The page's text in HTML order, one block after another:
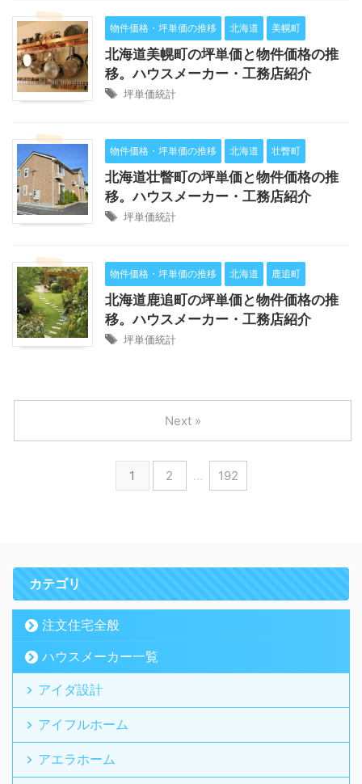
物件価格・坪単価の推移 北海道 美幌町
北海道美幌町の坪単価と物件価格の推
移。ハウスメーカー・工務店紹介
坪単価統計
物件価格・坪単価の推移 北海道 壮瞥町
北海道壮瞥町の坪単価と物件価格の推
移。ハウスメーカー・工務店紹介
坪単価統計
物件価格・坪単価の推移 北海道 鹿追町
北海道鹿追町の坪単価と物件価格の推
移。ハウスメーカー・工務店紹介
坪単価統計
1 2 … 192
Next »
カテゴリ
注文住宅全般
ハウスメーカー一覧
アイダ設計
アイフルホーム
アエラホーム